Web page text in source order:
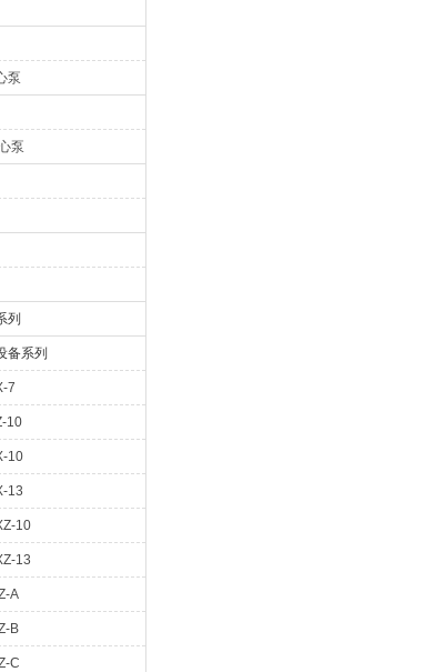
泵
泵
列
备系列
7
10
10
13
10
13
A
B
C